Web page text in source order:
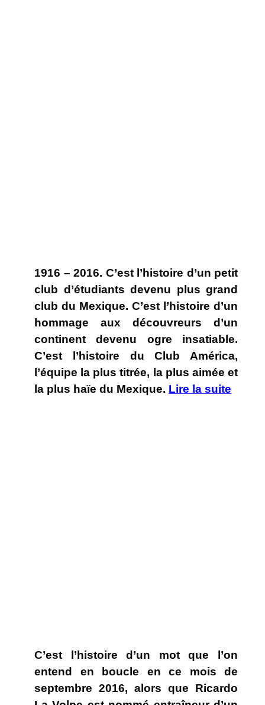
1916 – 2016. C’est l’histoire d’un petit
club d’étudiants devenu plus grand
club du Mexique. C’est l’histoire d’un
hommage aux découvreurs d’un
continent devenu ogre insatiable.
C’est l’histoire du Club América,
l’équipe la plus titrée, la plus aimée et
la plus haïe du Mexique. Lire la suite
C’est l’histoire d’un mot que l’on
entend en boucle en ce mois de
septembre 2016, alors que Ricardo